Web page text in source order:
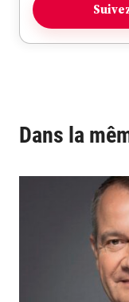
Dans la